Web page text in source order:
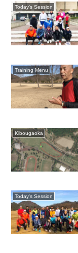
Today's Session
Training Menu
Kibougaoka
Today's Session